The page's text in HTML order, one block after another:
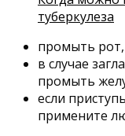
туберкулеза
промыть рот,
в случае
промыть
если
примените